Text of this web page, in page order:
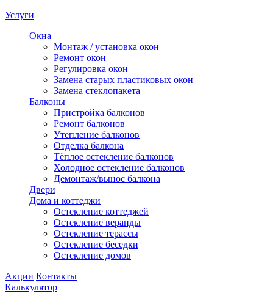
Услуги
Окна
Монтаж / установка окон
Ремонт окон
Регулировка окон
Замена старых пластиковых окон
Замена стеклопакета
Балконы
Пристройка балконов
Ремонт балконов
Утепление балконов
Отделка балкона
Тёплое остекление балконов
Холодное остекление балконов
Демонтаж/вынос балкона
Двери
Дома и коттеджи
Остекление коттеджей
Остекление веранды
Остекление терассы
Остекление беседки
Остекление домов
Акции Контакты
Калькулятор